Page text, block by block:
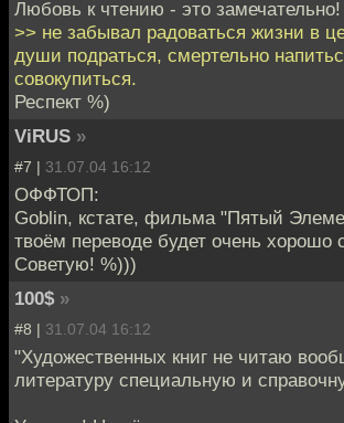
Любовь к чтению - это замечательно!
>> не забывал радоваться жизни в
души подраться, смертельно
совокупиться.
Респект %)
ViRUS »
#7 | 31.07.04 16:12
ОФФТОП:
Goblin, кстате, фильма "Пятый
твоём переводе будет очень хорошо
Советую! %)))
100$ »
#8 | 31.07.04 16:12
"Художественных книг не читаю
литературу специальную и